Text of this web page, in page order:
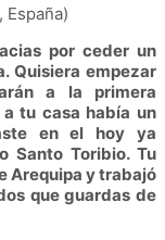
por ceder un
Quisiera empezar
a la primera
tu casa había un
en el hoy ya
Santo Toribio. Tu
Arequipa y trabajó
que guardas de